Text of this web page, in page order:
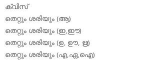
ക്വിസ്
തെറ്റും ശരിയും (ആ)
തെറ്റും ശരിയും (ഇ,ഈ)
തെറ്റും ശരിയും (ഉ, ഊ, ഋ)
തെറ്റും ശരിയും (എ,ഏ,ഐ)